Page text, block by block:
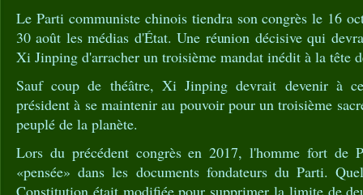
Le Parti communiste chinois tiendra son congrès le 16
30 août les médias d'État. Une réunion décisive qui
Xi Jinping d'arracher un troisième mandat inédit à la tête
Sauf coup de théâtre, Xi Jinping devrait devenir à
président à se maintenir au pouvoir pour un troisième
peuplé de la planète.
Lors du précédent congrès en 2017, l'homme fort de
«pensée» dans les documents fondateurs du Parti.
Constitution était modifiée pour supprimer la limite de